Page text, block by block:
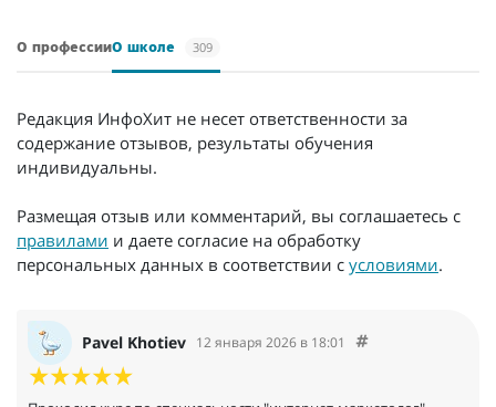
О профессииО школе 309
Редакция ИнфоХит не несет ответственности за
содержание отзывов, результаты обучения
индивидуальны.
Размещая отзыв или комментарий, вы соглашаетесь с
правилами и даете согласие на обработку
персональных данных в соответствии с условиями.
Pavel Khotiev 12 января 2026 в 18:01